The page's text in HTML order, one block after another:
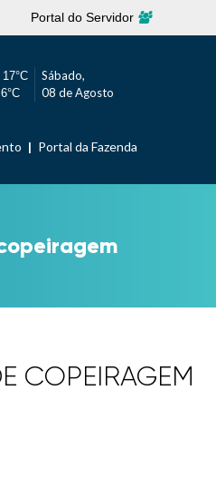
Portal do Servidor
17°C
6°C
Sábado,
08 de Agosto
Portal da Fazenda
COPEIRAGEM